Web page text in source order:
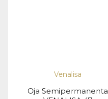
Venalisa
Oja Semipermanenta